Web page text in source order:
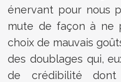
énervant pour nous
mute de façon à ne
choix de mauvais
des doublages qui,
de crédibilité dont